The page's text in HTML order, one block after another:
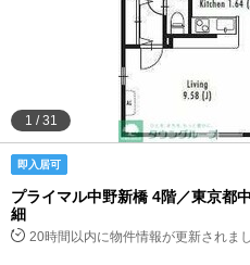
家
通
不
1 /31
即入居可
プライマル中野新橋 4階／東京都
細
20時間以内に物件情報が更新されま